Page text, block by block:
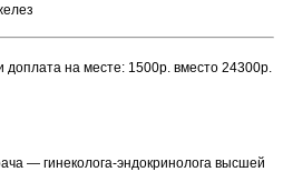
доплата на месте: 1500р. вместо 24300р.
— гинеколога-эндокринолога высшей